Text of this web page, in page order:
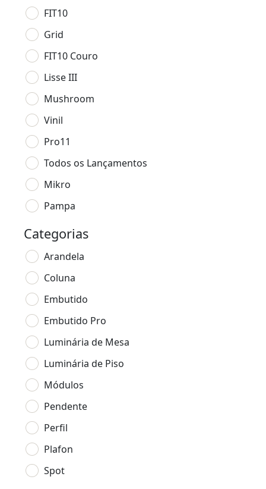
FIT10
Grid
FIT10 Couro
Lisse III
Mushroom
Vinil
Pro11
Todos os Lançamentos
Mikro
Pampa
Categorias
Arandela
Coluna
Embutido
Embutido Pro
Luminária de Mesa
Luminária de Piso
Módulos
Pendente
Perfil
Plafon
Spot